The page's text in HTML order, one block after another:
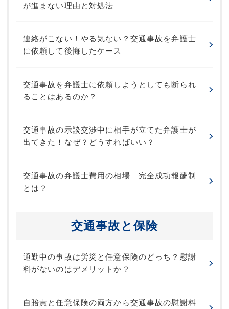
が進まない理由と対処法
連絡がこない！やる気ない？交通事故を弁護士
に依頼して後悔したケース
交通事故を弁護士に依頼しようとしても断られ
ることはあるのか？
交通事故の示談交渉中に相手が立てた弁護士が
出てきた！なぜ？どうすればいい？
交通事故の弁護士費用の相場｜完全成功報酬制
とは？
交通事故と保険
通勤中の事故は労災と任意保険のどっち？慰謝
料がないのはデメリットか？
自賠責と任意保険の両方から交通事故の慰謝料